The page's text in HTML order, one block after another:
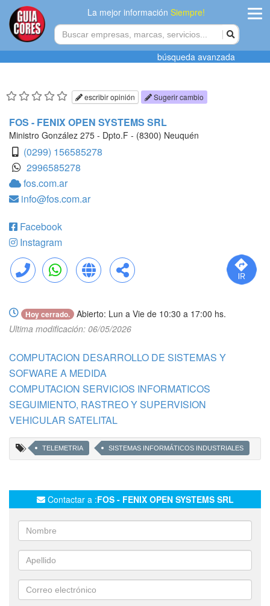
La mejor informaciónSiempre!
Agregar
búsqueda avanzada
escribir opinión Sugerir cambio
FOS - FENIX OPEN SYSTEMS SRL
Ministro González 275 - Dpto.F - (8300) Neuquén
(0299) 156585278
2996585278
fos.com.ar
info@fos.com.ar
Facebook
Instagram
Llamar WhatsApp Web Compartir
Hoy cerrado.
Abierto: Lun a Vie de 10:30 a 17:00 hs.
Ultima modificación: 06/05/2026
COMPUTACION DESARROLLO DE SISTEMAS Y
SOFWARE A MEDIDA
COMPUTACION SERVICIOS INFORMATICOS
SEGUIMIENTO, RASTREO Y SUPERVISION
VEHICULAR SATELITAL
TELEMETRIA SISTEMAS INFORMÁTICOS INDUSTRIALES
Contactar a :FOS - FENIX OPEN SYSTEMS SRL